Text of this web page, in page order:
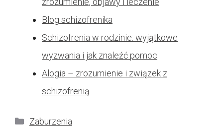
Blog schizofrenika
Schizofrenia w rodzinie: wyjątkowe
wyzwania i jak znaleźć pomoc
Alogia – zrozumienie i związek z
schizofrenią
Kategorie
Zaburzenia